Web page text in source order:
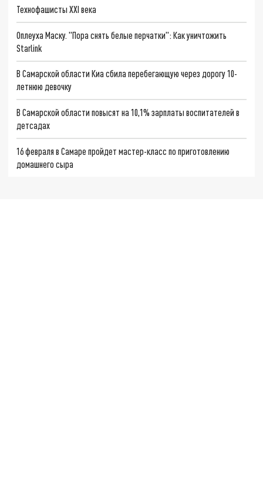
Технофашисты XXI века
Оплеуха Маску. "Пора снять белые перчатки": Как уничтожить
Starlink
В Самарской области Киа сбила перебегающую через дорогу 10-
летнюю девочку
В Самарской области повысят на 10,1% зарплаты воспитателей в
детсадах
16 февраля в Самаре пройдет мастер-класс по приготовлению
домашнего сыра